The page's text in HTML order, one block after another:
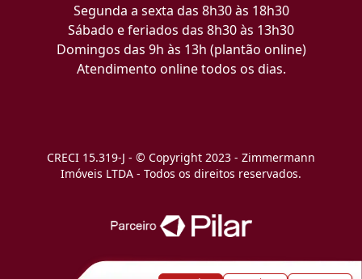
Segunda a sexta das 8h30 às 18h30
Sábado e feriados das 8h30 às 13h30
Domingos das 9h às 13h (plantão online)
Atendimento online todos os dias.
CRECI 15.319-J - © Copyright 2023 - Zimmermann
Imóveis LTDA - Todos os direitos reservados.